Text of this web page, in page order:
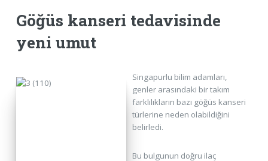
Göğüs kanseri tedavisinde
yeni umut
Singapurlu bilim adamları,
genler arasındaki bir takım
farklılıkların bazı göğüs kanseri
türlerine neden olabildiğini
belirledi.
Bu bulgunun doğru ilaç